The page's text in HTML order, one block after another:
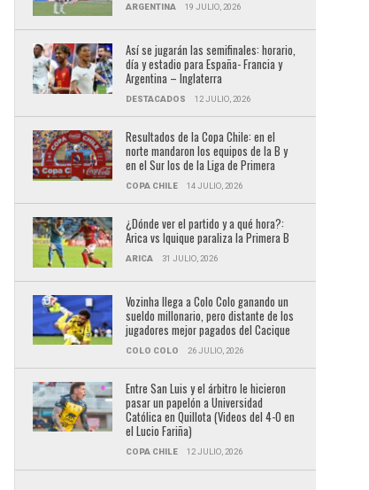
ARGENTINA 19 JULIO, 2026
Así se jugarán las semifinales: horario,
día y estadio para España- Francia y
Argentina – Inglaterra
DESTACADOS 12 JULIO, 2026
Resultados de la Copa Chile: en el
norte mandaron los equipos de la B y
en el Sur los de la Liga de Primera
COPA CHILE 14 JULIO, 2026
¿Dónde ver el partido y a qué hora?:
Arica vs Iquique paraliza la Primera B
ARICA 31 JULIO, 2026
Vozinha llega a Colo Colo ganando un
sueldo millonario, pero distante de los
jugadores mejor pagados del Cacique
COLO COLO 26 JULIO, 2026
Entre San Luis y el árbitro le hicieron
pasar un papelón a Universidad
Católica en Quillota (Videos del 4-0 en
el Lucio Fariña)
COPA CHILE 12 JULIO, 2026